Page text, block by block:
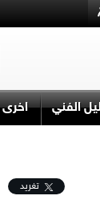
الفني اخرى
تغريد